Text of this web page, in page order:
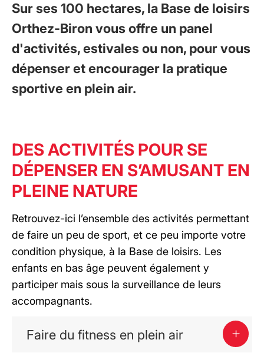
Sur ses 100 hectares, la Base de loisirs
Orthez-Biron vous offre un panel
d'activités, estivales ou non, pour vous
dépenser et encourager la pratique
sportive en plein air.
DES ACTIVITÉS POUR SE
DÉPENSER EN S’AMUSANT EN
PLEINE NATURE
Retrouvez-ici l’ensemble des activités permettant
de faire un peu de sport, et ce peu importe votre
condition physique, à la Base de loisirs. Les
enfants en bas âge peuvent également y
participer mais sous la surveillance de leurs
accompagnants.
Faire du fitness en plein air